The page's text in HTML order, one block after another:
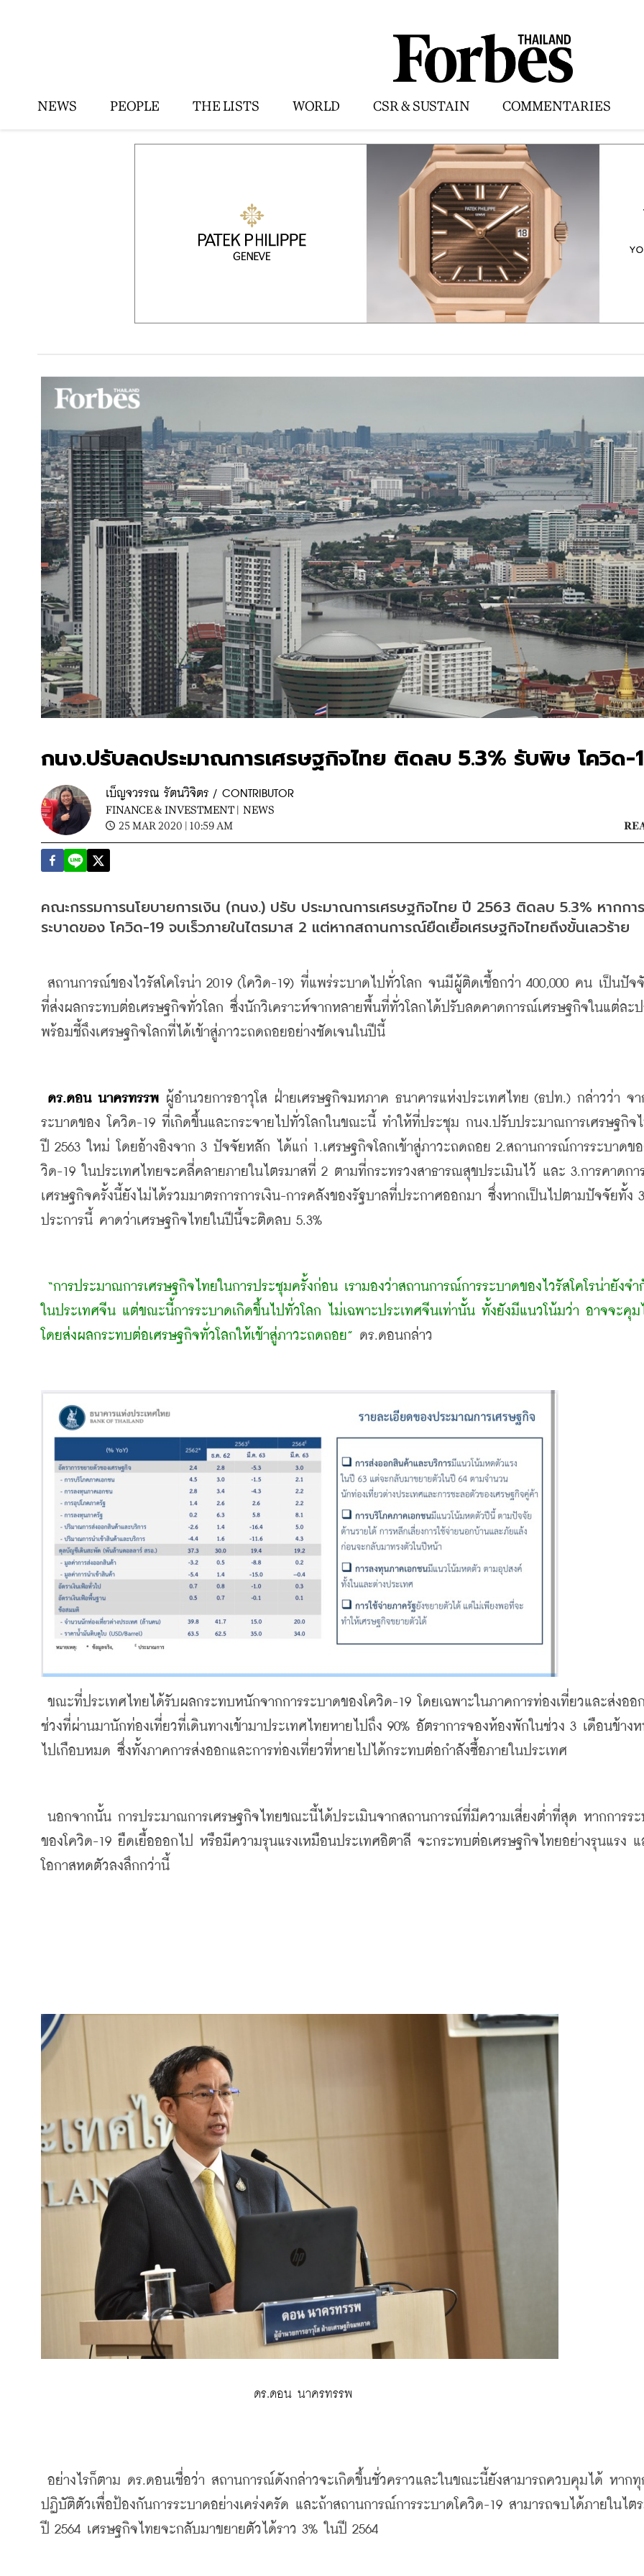
NEWS PEOPLE THE LISTS WORLD CSR & SUSTAIN COMMENTARIES
กนง.ปรับลดประมาณการเศรษฐกิจไทย ติดลบ 5.3% รับพิษ โควิด-
เบ็ญจวรรณ รัตนวิจิตร / CONTRIBUTOR
FINANCE & INVESTMENT | NEWS
25 MAR 2020 | 10:59 AM
คณะกรรมการนโยบายการเงิน (กนง.) ปรับ ประมาณการเศรษฐกิจไทย ปี 2563 ติดลบ 5.3% หากการ
ระบาดของ โควิด-19 จบเร็วภายในไตรมาส 2 แต่หากสถานการณ์ยืดเยื้อเศรษฐกิจไทยถึงขั้นเลวร้าย
ที่ส่งผลกระทบต่อเศรษฐกิจทั่วโลก ซึ่งนักวิเคราะห์จากหลายพื้นที่ทั่วโลกได้ปรับลดคาดการณ์เศรษฐกิจในแต่ละป
พร้อมชี้ถึงเศรษฐกิจโลกที่ได้เข้าสู่ภาวะถดถอยอย่างชัดเจนในปีนี้
ดร.ดอน นาครทรรพ ผู้อำนวยการอาวุโส ฝ่ายเศรษฐกิจมหภาค ธนาคารแห่งประเทศไทย (ธปท.) กล่าวว่า จา
ระบาดของ โควิด-19 ที่เกิดขึ้นและกระจายไปทั่วโลกในขณะนี้ ทำให้ที่ประชุม กนง.ปรับประมาณการเศรษฐกิจ
ปี 2563 ใหม่ โดยอ้างอิงจาก 3 ปัจจัยหลัก ได้แก่ 1.เศรษฐกิจโลกเข้าสู่ภาวะถดถอย 2.สถานการณ์การระบาดขอ
วิด-19 ในประเทศไทยจะคลี่คลายภายในไตรมาสที่ 2 ตามที่กระทรวงสาธารณสุขประเมินไว้ และ 3.การคาดก
เศรษฐกิจครั้งนี้ยังไม่ได้รวมมาตรการการเงิน-การคลังของรัฐบาลที่ประกาศออกมา ซึ่งหากเป็นไปตามปัจจัยทั้ง 3
ประการนี้ คาดว่าเศรษฐกิจไทยในปีนี้จะติดลบ 5.3%
ในประเทศจีน แต่ขณะนี้การระบาดเกิดขึ้นไปทั่วโลก ไม่เฉพาะประเทศจีนเท่านั้น ทั้งยังมีแนวโน้มว่า อาจจะคุม
โดยส่งผลกระทบต่อเศรษฐกิจทั่วโลกให้เข้าสู่ภาวะถดถอย” ดร.ดอนกล่าว
ช่วงที่ผ่านมานักท่องเที่ยวที่เดินทางเข้ามาประเทศไทยหายไปถึง 90% อัตราการจองห้องพักในช่วง 3 เดือนข้าง
ไปเกือบหมด ซึ่งทั้งภาคการส่งออกและการท่องเที่ยวที่หายไปได้กระทบต่อกำลังซื้อภายในประเทศ
ของโควิด-19 ยืดเยื้อออกไป หรือมีความรุนแรงเหมือนประเทศอิตาลี จะกระทบต่อเศรษฐกิจไทยอย่างรุนแรง
โอกาสหดตัวลงลึกกว่านี้
ดร.ดอน นาครทรรพ
ปฏิบัติตัวเพื่อป้องกันการระบาดอย่างเคร่งครัด และถ้าสถานการณ์การระบาดโควิด-19 สามารถจบได้ภายในไต
ปี 2564 เศรษฐกิจไทยจะกลับมาขยายตัวได้ราว 3% ในปี 2564